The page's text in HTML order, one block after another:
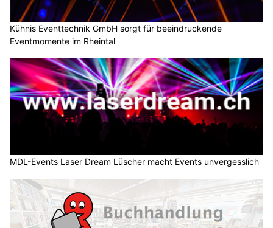
Kühnis Eventtechnik GmbH sorgt für beeindruckende
Eventmomente im Rheintal
MDL-Events Laser Dream Lüscher macht Events unvergesslich